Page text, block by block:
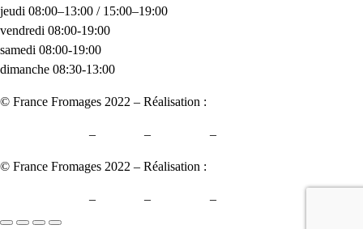
jeudi 08:00–13:00 / 15:00–19:00
vendredi 08:00-19:00
samedi 08:00-19:00
dimanche 08:30-13:00
© France Fromages 2022 – Réalisation :
– – –
© France Fromages 2022 – Réalisation :
– – –